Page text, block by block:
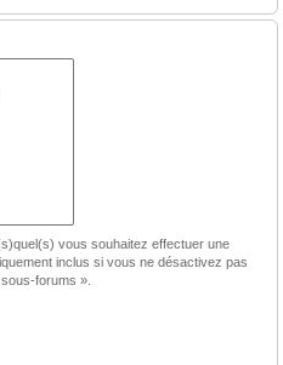
vous souhaitez effectuer une
inclus si vous ne désactivez pas
forums ».